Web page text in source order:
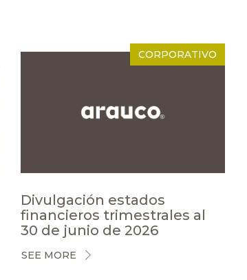
CORPORATIVO
Divulgación estados
financieros trimestrales al
30 de junio de 2026
SEE MORE